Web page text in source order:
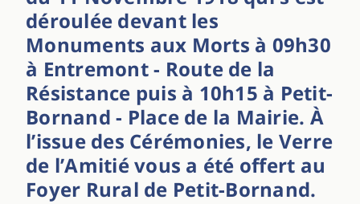
déroulée devant les
Monuments aux Morts à 09h30
à Entremont - Route de la
Résistance puis à 10h15 à Petit -
Bornand - Place de la Mairie. À
l’issue des Cérémonies, le Verre
de l’Amitié vous a été offert au
Foyer Rural de Petit-Bornand.